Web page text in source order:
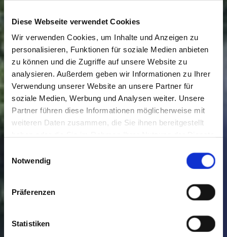
Diese Webseite verwendet Cookies
Wir verwenden Cookies, um Inhalte und Anzeigen zu
personalisieren, Funktionen für soziale Medien anbieten
zu können und die Zugriffe auf unsere Website zu
analysieren. Außerdem geben wir Informationen zu Ihrer
Verwendung unserer Website an unsere Partner für
soziale Medien, Werbung und Analysen weiter. Unsere
Partner führen diese Informationen möglicherweise mit
weiteren Daten zusammen, die Sie ihnen bereitgestellt
Cookies, wenn Sie unsere Webseite weiterhin nutzen.
Notwendig
Präferenzen
Statistiken